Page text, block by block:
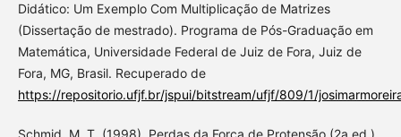
Didático: Um Exemplo Com Multiplicação de Matrizes
(Dissertação de mestrado). Programa de Pós-Graduação em
Matemática, Universidade Federal de Juiz de Fora, Juiz de
Fora, MG, Brasil. Recuperado de
https://repositorio.ufjf.br/jspui/bitstream/ufjf/809/1/